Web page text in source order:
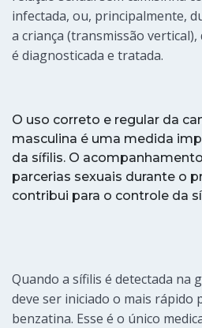
infectada, ou, principalmente,
a criança (transmissão
é diagnosticada e tratada.
O uso correto e regular da
masculina é uma medida
da sífilis. O
parcerias sexuais durante o
contribui para o controle da
Quando a sífilis é detectada na
deve ser iniciado o mais rápido
benzatina. Esse é o único